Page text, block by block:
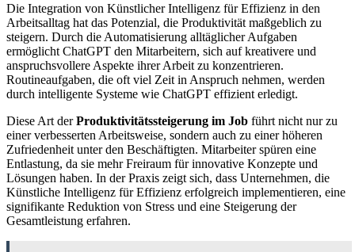
Die Integration von Künstlicher Intelligenz für Effizienz in den
Arbeitsalltag hat das Potenzial, die Produktivität maßgeblich zu
steigern. Durch die Automatisierung alltäglicher Aufgaben
ermöglicht ChatGPT den Mitarbeitern, sich auf kreativere und
anspruchsvollere Aspekte ihrer Arbeit zu konzentrieren.
Routineaufgaben, die oft viel Zeit in Anspruch nehmen, werden
durch intelligente Systeme wie ChatGPT effizient erledigt.
Diese Art derProduktivitätssteigerung im Job führt nicht nur zu
einer verbesserten Arbeitsweise, sondern auch zu einer höheren
Zufriedenheit unter den Beschäftigten. Mitarbeiter spüren eine
Entlastung, da sie mehr Freiraum für innovative Konzepte und
Lösungen haben. In der Praxis zeigt sich, dass Unternehmen, die
Künstliche Intelligenz für Effizienz erfolgreich implementieren, eine
signifikante Reduktion von Stress und eine Steigerung der
Gesamtleistung erfahren.